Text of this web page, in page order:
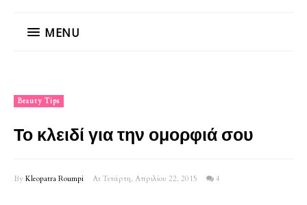
MENU
Beauty Tips
Το κλειδί για την ομορφιά σου
By Kleopatra Roumpi At Τετάρτη, Απριλίου 22, 2015 4